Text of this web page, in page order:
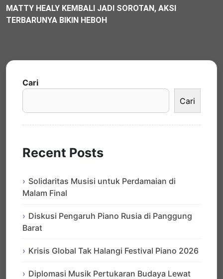
MATTY HEALY KEMBALI JADI SOROTAN, AKSI
TERBARUNYA BIKIN HEBOH
Cari
Cari
Recent Posts
Solidaritas Musisi untuk Perdamaian di
Malam Final
Diskusi Pengaruh Piano Rusia di Panggung
Barat
Krisis Global Tak Halangi Festival Piano 2026
Diplomasi Musik Pertukaran Budaya Lewat